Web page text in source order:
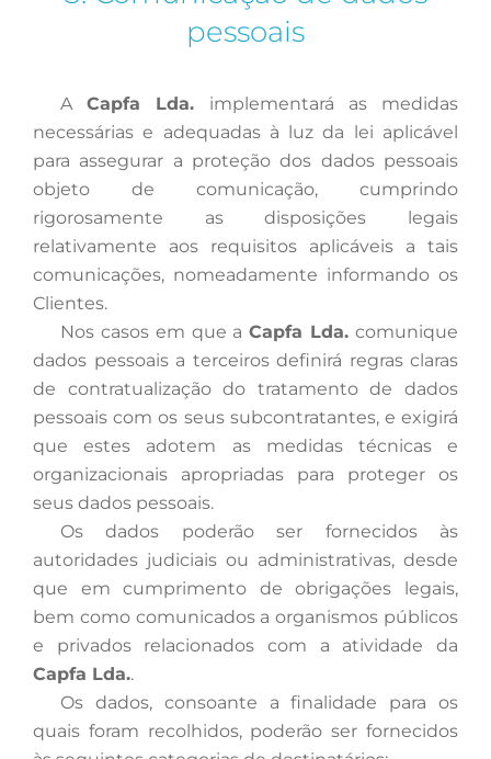
pessoais
A Capfa Lda. implementará as medidas
necessárias e adequadas à luz da lei aplicável
para assegurar a proteção dos dados pessoais
objeto de comunicação, cumprindo
rigorosamente as disposições legais
relativamente aos requisitos aplicáveis a tais
comunicações, nomeadamente informando os
Clientes.
Nos casos em que aCapfa Lda. comunique
dados pessoais a terceiros definirá regras claras
de contratualização do tratamento de dados
pessoais com os seus subcontratantes, e exigirá
que estes adotem as medidas técnicas e
organizacionais apropriadas para proteger os
seus dados pessoais.
Os dados poderão ser fornecidos às
autoridades judiciais ou administrativas, desde
que em cumprimento de obrigações legais,
bem como comunicados a organismos públicos
e privados relacionados com a atividade da
Capfa Lda..
Os dados, consoante a finalidade para os
quais foram recolhidos, poderão ser fornecidos